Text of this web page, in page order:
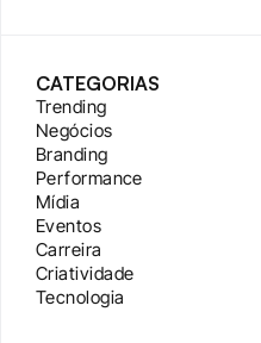
CATEGORIAS
Trending
Negócios
Branding
Performance
Mídia
Eventos
Carreira
Criatividade
Tecnologia